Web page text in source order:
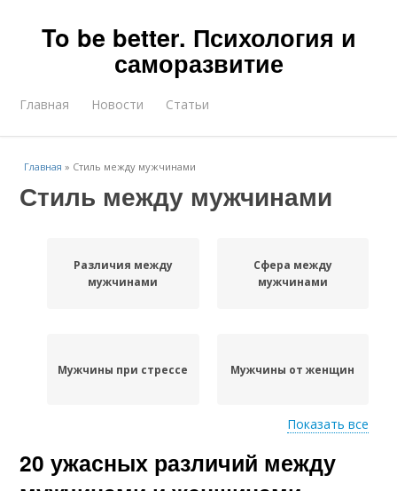
To be better. Психология и
саморазвитие
Главная Новости Статьи
Главная » Стиль между мужчинами
Стиль между мужчинами
Различия между
мужчинами
Сфера между
мужчинами
Мужчины при стрессе Мужчины от женщин
коммуникационном
Мужской стиль
Показать все
20 ужасных различий между